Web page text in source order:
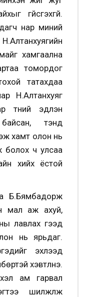
үгүйсгэхгүй.
нар миний
хамгаална
томордог
татахдаа
Н.Алтанхуяг
түүний эдлэн
тэнд
хамт олон нь
ч улсаа
хийх ёстой
Б.Бямбадорж
мал аж ахуй,
лавлах гээд
нь ярьдаг.
эхлээд
хэвтүүлнэ.
ам гарвал
шилжүүлж